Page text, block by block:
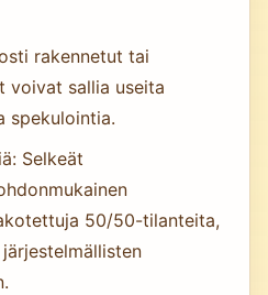
rakennetut tai
voivat sallia useita
spekulointia.
Selkeät
50/50-tilanteita,